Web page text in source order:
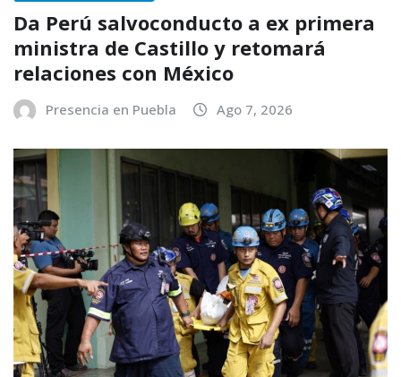
Da Perú salvoconducto a ex primera
ministra de Castillo y retomará
relaciones con México
Presencia en Puebla Ago 7, 2026